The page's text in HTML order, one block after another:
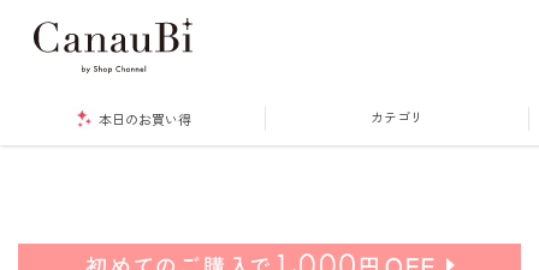
本日のお買い得 カテゴリ